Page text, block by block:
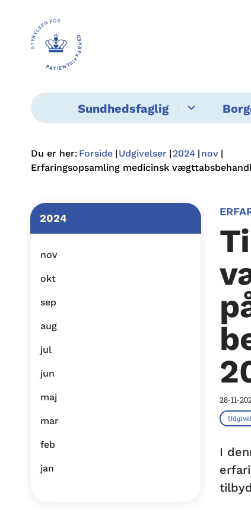
Sundhedsfaglig
Du er her: Forside Udgivelser 2024 nov
Erfaringsopsamling medicinsk
2024
nov
okt
sep
aug
jul
jun
maj
mar
feb
jan
28-11-
I